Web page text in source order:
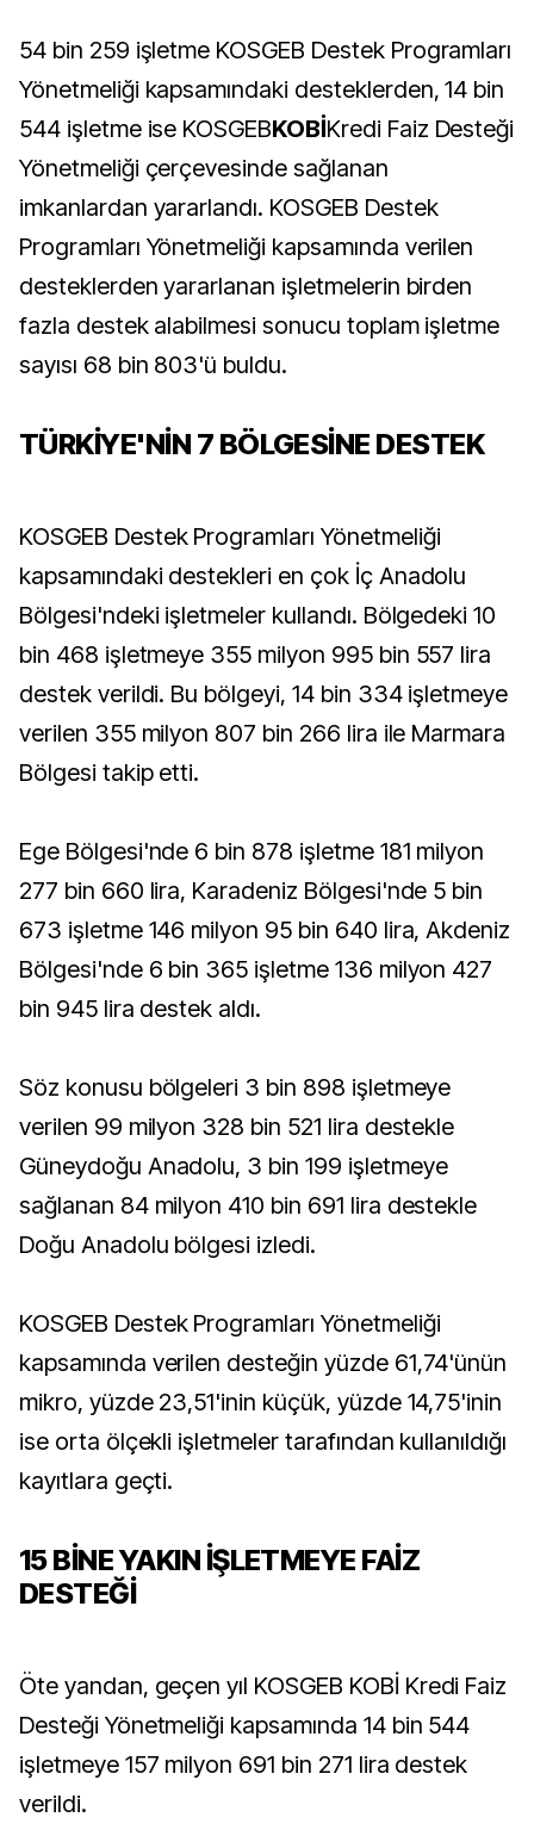
54 bin 259 işletme KOSGEB Destek Programları
Yönetmeliği kapsamındaki desteklerden, 14 bin
544 işletme ise KOSGEBKOBİKredi Faiz Desteği
Yönetmeliği çerçevesinde sağlanan
imkanlardan yararlandı. KOSGEB Destek
Programları Yönetmeliği kapsamında verilen
desteklerden yararlanan işletmelerin birden
fazla destek alabilmesi sonucu toplam işletme
sayısı 68 bin 803'ü buldu.
TÜRKİYE'NİN 7 BÖLGESİNE DESTEK
KOSGEB Destek Programları Yönetmeliği
kapsamındaki destekleri en çok İç Anadolu
Bölgesi'ndeki işletmeler kullandı. Bölgedeki 10
bin 468 işletmeye 355 milyon 995 bin 557 lira
destek verildi. Bu bölgeyi, 14 bin 334 işletmeye
verilen 355 milyon 807 bin 266 lira ile Marmara
Bölgesi takip etti.
Ege Bölgesi'nde 6 bin 878 işletme 181 milyon
277 bin 660 lira, Karadeniz Bölgesi'nde 5 bin
673 işletme 146 milyon 95 bin 640 lira, Akdeniz
Bölgesi'nde 6 bin 365 işletme 136 milyon 427
bin 945 lira destek aldı.
Söz konusu bölgeleri 3 bin 898 işletmeye
verilen 99 milyon 328 bin 521 lira destekle
Güneydoğu Anadolu, 3 bin 199 işletmeye
sağlanan 84 milyon 410 bin 691 lira destekle
Doğu Anadolu bölgesi izledi.
KOSGEB Destek Programları Yönetmeliği
kapsamında verilen desteğin yüzde 61,74'ünün
mikro, yüzde 23,51'inin küçük, yüzde 14,75'inin
ise orta ölçekli işletmeler tarafından kullanıldığı
kayıtlara geçti.
15 BİNE YAKIN İŞLETMEYE FAİZ
DESTEĞİ
Öte yandan, geçen yıl KOSGEB KOBİ Kredi Faiz
Desteği Yönetmeliği kapsamında 14 bin 544
işletmeye 157 milyon 691 bin 271 lira destek
verildi.